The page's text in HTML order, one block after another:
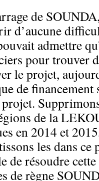
de
d’aucune
admettre
pour trouver
le projet,
de
projet.
de la
en 2014 et
les dans
de résoudre
de règne